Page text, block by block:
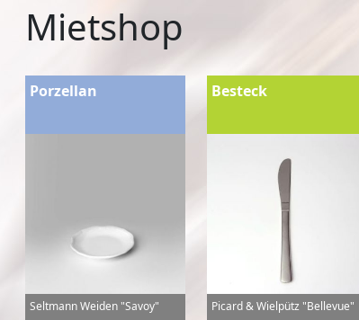
Mietshop
Porzellan
Seltmann Weiden "Savoy"
Besteck
Picard & Wielpütz "Bellevue"